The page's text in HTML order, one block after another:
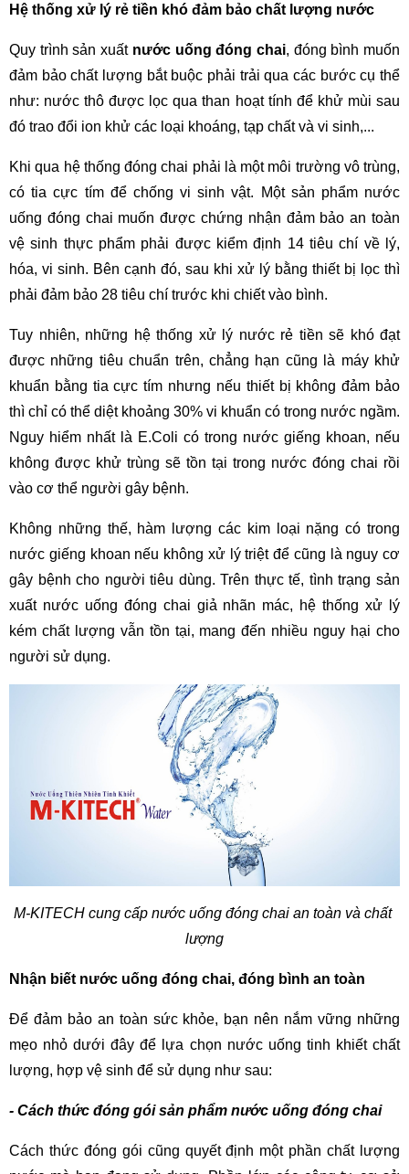
Hệ thống xử lý rẻ tiền khó đảm bảo chất lượng nước
Quy trình sản xuất nước uống đóng chai, đóng bình muốn
đảm bảo chất lượng bắt buộc phải trải qua các bước cụ thể
như: nước thô được lọc qua than hoạt tính để khử mùi sau
đó trao đổi ion khử các loại khoáng, tạp chất và vi sinh,...
Khi qua hệ thống đóng chai phải là một môi trường vô trùng,
có tia cực tím để chống vi sinh vật. Một sản phẩm nước
uống đóng chai muốn được chứng nhận đảm bảo an toàn
vệ sinh thực phẩm phải được kiểm định 14 tiêu chí về lý,
hóa, vi sinh. Bên cạnh đó, sau khi xử lý bằng thiết bị lọc thì
phải đảm bảo 28 tiêu chí trước khi chiết vào bình.
Tuy nhiên, những hệ thống xử lý nước rẻ tiền sẽ khó đạt
được những tiêu chuẩn trên, chẳng hạn cũng là máy khử
khuẩn bằng tia cực tím nhưng nếu thiết bị không đảm bảo
thì chỉ có thể diệt khoảng 30% vi khuẩn có trong nước ngầm.
Nguy hiểm nhất là E.Coli có trong nước giếng khoan, nếu
không được khử trùng sẽ tồn tại trong nước đóng chai rồi
vào cơ thể người gây bệnh.
Không những thế, hàm lượng các kim loại nặng có trong
nước giếng khoan nếu không xử lý triệt để cũng là nguy cơ
gây bệnh cho người tiêu dùng. Trên thực tế, tình trạng sản
xuất nước uống đóng chai giả nhãn mác, hệ thống xử lý
kém chất lượng vẫn tồn tại, mang đến nhiều nguy hại cho
người sử dụng.
M-KITECH cung cấp nước uống đóng chai an toàn và chất
lượng
Nhận biết nước uống đóng chai, đóng bình an toàn
Để đảm bảo an toàn sức khỏe, bạn nên nắm vững những
mẹo nhỏ dưới đây để lựa chọn nước uống tinh khiết chất
lượng, hợp vệ sinh để sử dụng như sau:
- Cách thức đóng gói sản phẩm nước uống đóng chai
Cách thức đóng gói cũng quyết định một phần chất lượng